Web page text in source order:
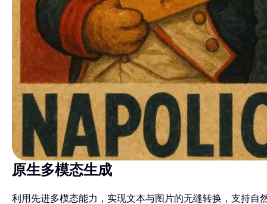
原生多模态生成
利用先进多模态能力，实现文本与图片的无缝转换，支持自